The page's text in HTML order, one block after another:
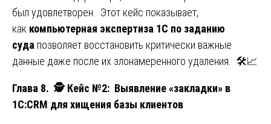
был удовлетворен. Этот кейс показывает,
как компьютерная экспертиза 1С по заданию
суда позволяет восстановить критически важные
данные даже после их злонамеренного удаления. 🛠️📈
Глава 8. 🕵️ Кейс №2: Выявление «закладки» в
1С:CRM для хищения базы клиентов